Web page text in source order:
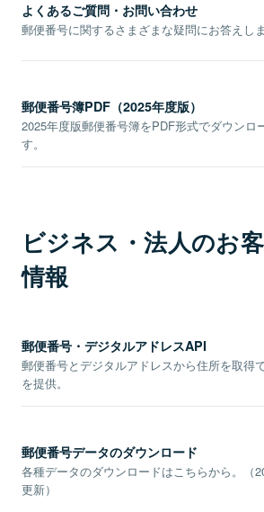
よくあるご質問・お問い合わせ
郵便番号に関するさまざまな疑問にお答えしま
郵便番号簿PDF（2025年度版）
2025年度版郵便番号簿をPDF形式でダウンロ
す。
ビジネス・法人のお
情報
郵便番号・デジタルアドレスAPI
郵便番号とデジタルアドレスから住所を取得
を提供。
郵便番号データのダウンロード
各種データのダウンロードはこちらから。（
更新）